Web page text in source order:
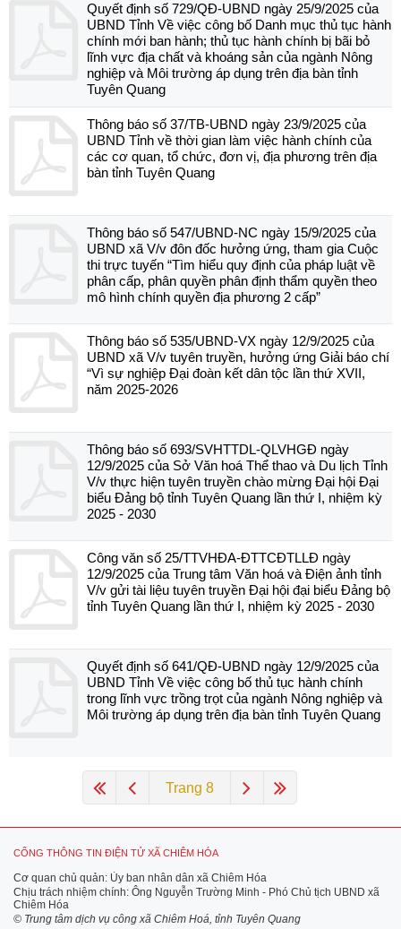
Quyết định số 729/QĐ-UBND ngày 25/9/2025 của
UBND Tỉnh Về việc công bố Danh mục thủ tục hành
chính mới ban hành; thủ tục hành chính bị bãi bỏ
lĩnh vực địa chất và khoáng sản của ngành Nông
nghiệp và Môi trường áp dụng trên địa bàn tỉnh
Tuyên Quang
Thông báo số 37/TB-UBND ngày 23/9/2025 của
UBND Tỉnh về thời gian làm việc hành chính của
các cơ quan, tổ chức, đơn vị, địa phương trên địa
bàn tỉnh Tuyên Quang
Thông báo số 547/UBND-NC ngày 15/9/2025 của
UBND xã V/v đôn đốc hưởng ứng, tham gia Cuộc
thi trực tuyến “Tìm hiểu quy định của pháp luật về
phân cấp, phân quyền phân định thẩm quyền theo
mô hình chính quyền địa phương 2 cấp”
Thông báo số 535/UBND-VX ngày 12/9/2025 của
UBND xã V/v tuyên truyền, hưởng ứng Giải báo chí
“Vì sự nghiệp Đại đoàn kết dân tộc lần thứ XVII,
năm 2025-2026
Thông báo số 693/SVHTTDL-QLVHGĐ ngày
12/9/2025 của Sở Văn hoá Thể thao và Du lịch Tỉnh
V/v thực hiện tuyên truyền chào mừng Đại hội Đại
biểu Đảng bộ tỉnh Tuyên Quang lần thứ I, nhiệm kỳ
2025 - 2030
Công văn số 25/TTVHĐA-ĐTTCĐTLLĐ ngày
12/9/2025 của Trung tâm Văn hoá và Điện ảnh tỉnh
V/v gửi tài liệu tuyên truyền Đại hội đại biểu Đảng bộ
tỉnh Tuyên Quang lần thứ I, nhiệm kỳ 2025 - 2030
Quyết định số 641/QĐ-UBND ngày 12/9/2025 của
UBND Tỉnh Về việc công bố thủ tục hành chính
trong lĩnh vực trồng trọt của ngành Nông nghiệp và
Môi trường áp dụng trên địa bàn tỉnh Tuyên Quang
Trang 8
CỔNG THÔNG TIN ĐIỆN TỬ XÃ CHIÊM HÓA
Cơ quan chủ quản: Ủy ban nhân dân xã Chiêm Hóa
Chịu trách nhiệm chính: Ông Nguyễn Trường Minh - Phó Chủ tịch UBND xã
Chiêm Hóa
© Trung tâm dịch vụ công xã Chiêm Hoá, tỉnh Tuyên Quang